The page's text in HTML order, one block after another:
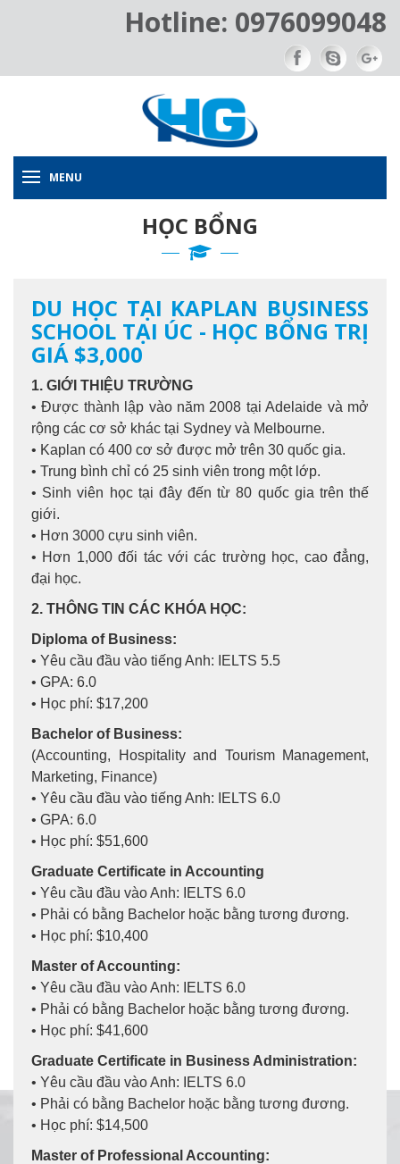
Hotline: 0976099048
MENU
HỌC BỔNG
DU HỌC TẠI KAPLAN BUSINESS
SCHOOL TẠI ÚC - HỌC BỔNG TRỊ
GIÁ $3,000
1. GIỚI THIỆU TRƯỜNG
• Được thành lập vào năm 2008 tại Adelaide và mở
rộng các cơ sở khác tại Sydney và Melbourne.
• Kaplan có 400 cơ sở được mở trên 30 quốc gia.
• Trung bình chỉ có 25 sinh viên trong một lớp.
• Sinh viên học tại đây đến từ 80 quốc gia trên thế
giới.
• Hơn 3000 cựu sinh viên.
• Hơn 1,000 đối tác với các trường học, cao đẳng,
đại học.
2. THÔNG TIN CÁC KHÓA HỌC:
Diploma of Business:
• Yêu cầu đầu vào tiếng Anh: IELTS 5.5
• GPA: 6.0
• Học phí: $17,200
Bachelor of Business:
(Accounting, Hospitality and Tourism Management,
Marketing, Finance)
• Yêu cầu đầu vào tiếng Anh: IELTS 6.0
• GPA: 6.0
• Học phí: $51,600
Graduate Certificate in Accounting
• Yêu cầu đầu vào Anh: IELTS 6.0
• Phải có bằng Bachelor hoặc bằng tương đương.
• Học phí: $10,400
Master of Accounting:
• Yêu cầu đầu vào Anh: IELTS 6.0
• Phải có bằng Bachelor hoặc bằng tương đương.
• Học phí: $41,600
Graduate Certificate in Business Administration:
• Yêu cầu đầu vào Anh: IELTS 6.0
• Phải có bằng Bachelor hoặc bằng tương đương.
• Học phí: $14,500
Master of Professional Accounting: